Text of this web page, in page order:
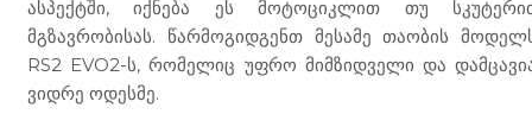
ასპექტში, იქნება ეს მოტოციკლით თუ
მგზავრობისას. წარმოგიდგენთ მესამე თაობის
RS2 EVO2-ს, რომელიც უფრო მიმზიდველი და
ვიდრე ოდესმე.